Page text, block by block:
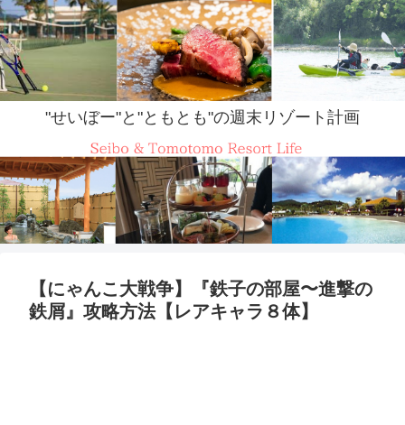
"せいぼー"と"ともとも"の週末リゾート計画
【にゃんこ大戦争】『鉄子の部屋〜進撃の
鉄屑』攻略方法【レアキャラ８体】